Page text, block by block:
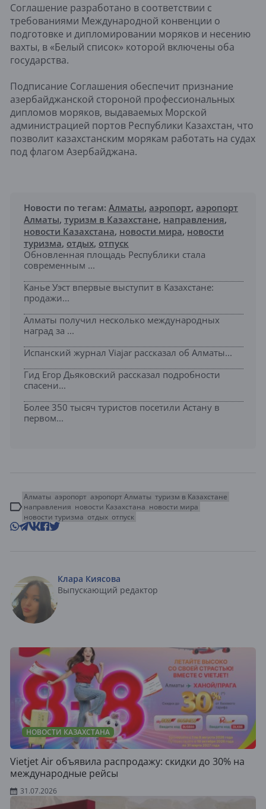
Соглашение разработано в соответствии с
требованиями Международной конвенции о
подготовке и дипломировании моряков и несению
вахты, в «Белый список» которой включены оба
государства.
Подписание Соглашения обеспечит признание
азербайджанской стороной профессиональных
дипломов моряков, выдаваемых Морской
администрацией портов Республики Казахстан, что
позволит казахстанским морякам работать на судах
под флагом Азербайджана.
Новости по тегам: Алматы, аэропорт, аэропорт
Алматы, туризм в Казахстане, направления,
новости Казахстана, новости мира, новости
туризма, отдых, отпуск
Обновленная площадь Республики стала
современным ...
Канье Уэст впервые выступит в Казахстане:
продажи...
Алматы получил несколько международных
наград за ...
Испанский журнал Viajar рассказал об Алматы...
Гид Егор Дьяковский рассказал подробности
спасени...
Более 350 тысяч туристов посетили Астану в
первом...
Алматы аэропорт аэропорт Алматы туризм в Казахстане
направления новости Казахстана новости мира
новости туризма отдых отпуск
Клара Киясова
Выпускающий редактор
НОВОСТИ КАЗАХСТАНА
Vietjet Air объявила распродажу: скидки до 30% на
международные рейсы
31.07.2026